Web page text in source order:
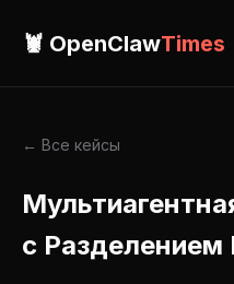
🦞 OpenClawTimes
← Все кейсы
с Разделением